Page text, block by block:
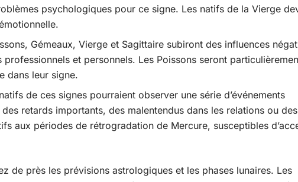
psychologiques pour ce signe. Les natifs de la Vierge
Gémeaux, Vierge et Sagittaire subiront des influences
et personnels. Les Poissons seront
dans leur signe.
de ces signes pourraient observer une série d’événements
retards importants, des malentendus dans les relations ou des
aux périodes de rétrogradation de Mercure, susceptibles
de près les prévisions astrologiques et les phases lunaires. Les